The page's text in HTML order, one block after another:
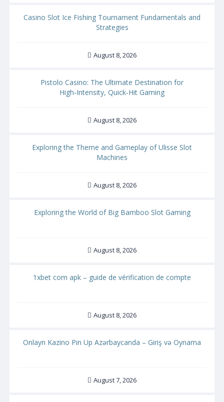
Casino Slot Ice Fishing Tournament Fundamentals and
Strategies
August 8, 2026
Pistolo Casino: The Ultimate Destination for
High‑Intensity, Quick‑Hit Gaming
August 8, 2026
Exploring the Theme and Gameplay of Ulisse Slot
Machines
August 8, 2026
Exploring the World of Big Bamboo Slot Gaming
August 8, 2026
1xbet com apk – guide de vérification de compte
August 8, 2026
Onlayn Kazino Pin Up Azərbaycanda – Giriş və Oynama
August 7, 2026